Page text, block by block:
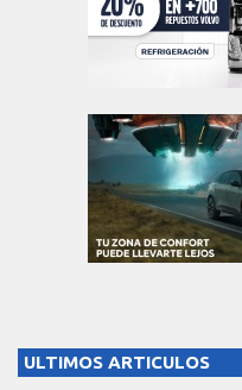
ULTIMOS ARTICULOS